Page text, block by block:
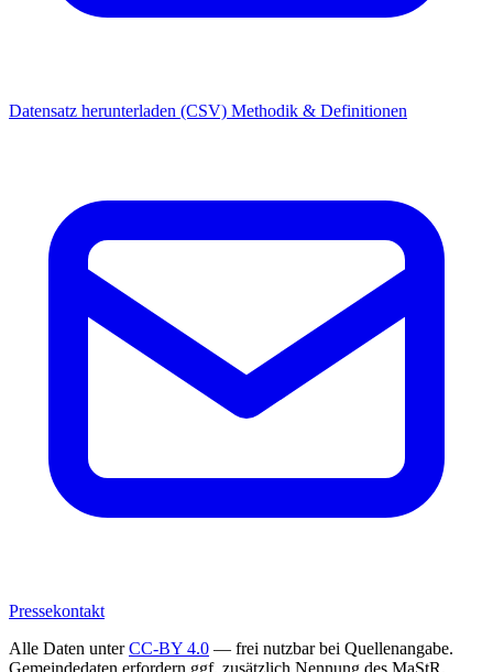
Datensatz herunterladen (CSV) Methodik & Definitionen
Pressekontakt
Alle Daten unterCC-BY 4.0 — frei nutzbar bei Quellenangabe.
Gemeindedaten erfordern ggf. zusätzlich Nennung des MaStR.